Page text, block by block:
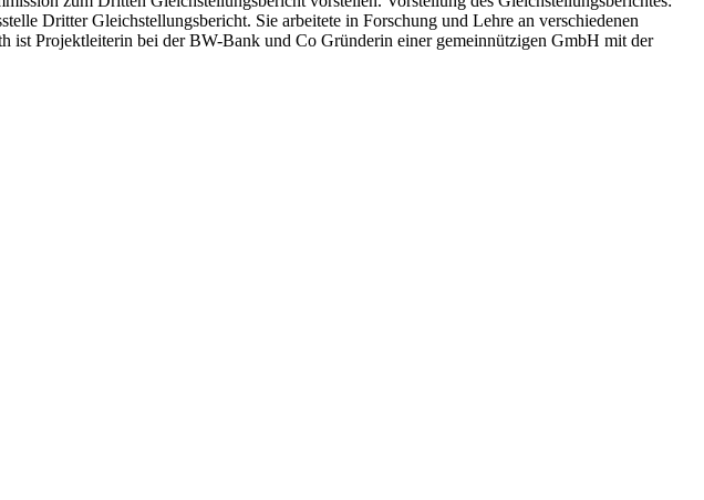
Dritter Gleichstellungsbericht. Sie arbeitete in Forschung und Lehre an verschiedenen
Projektleiterin bei der BW-Bank und Co Gründerin einer gemeinnützigen GmbH mit der